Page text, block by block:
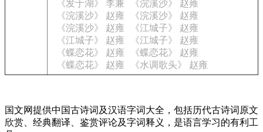
《发于湖》 李兼
《浣溪沙》 赵雍
《浣溪沙》 赵雍
《浣溪沙》 赵雍
《浣溪沙》 赵雍
《江城子》 赵雍
《江城子》 赵雍
《江城子》 赵雍
《蝶恋花》 赵雍
《蝶恋花》 赵雍
《蝶恋花》 赵雍
《水调歌头》 赵雍
国文网提供中国古诗词及汉语字词大全，包括历代古诗词原文
欣赏、经典翻译、鉴赏评论及字词释义，是语言学习的有利工